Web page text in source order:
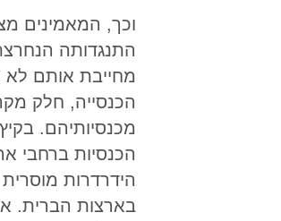
וכך, המאמינים
התנגדותה
מחייבת אותם לא
הכנסייה, חלק
הכנסיות ברחבי
הידרדרות
בארצות הברית.